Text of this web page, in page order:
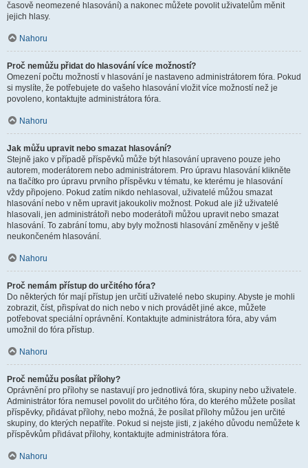
časově neomezené hlasování) a nakonec můžete povolit uživatelům měnit
jejich hlasy.
Nahoru
Proč nemůžu přidat do hlasování více možností?
Omezení počtu možností v hlasování je nastaveno administrátorem fóra. Pokud
si myslíte, že potřebujete do vašeho hlasování vložit více možností než je
povoleno, kontaktujte administrátora fóra.
Nahoru
Jak můžu upravit nebo smazat hlasování?
Stejně jako v případě příspěvků může být hlasování upraveno pouze jeho
autorem, moderátorem nebo administrátorem. Pro úpravu hlasování klikněte
na tlačítko pro úpravu prvního příspěvku v tématu, ke kterému je hlasování
vždy připojeno. Pokud zatím nikdo nehlasoval, uživatelé můžou smazat
hlasování nebo v něm upravit jakoukoliv možnost. Pokud ale již uživatelé
hlasovali, jen administrátoři nebo moderátoři můžou upravit nebo smazat
hlasování. To zabrání tomu, aby byly možnosti hlasování změněny v ještě
neukončeném hlasování.
Nahoru
Proč nemám přístup do určitého fóra?
Do některých fór mají přístup jen určití uživatelé nebo skupiny. Abyste je mohli
zobrazit, číst, přispívat do nich nebo v nich provádět jiné akce, můžete
potřebovat speciální oprávnění. Kontaktujte administrátora fóra, aby vám
umožnil do fóra přístup.
Nahoru
Proč nemůžu posílat přílohy?
Oprávnění pro přílohy se nastavují pro jednotlivá fóra, skupiny nebo uživatele.
Administrátor fóra nemusel povolit do určitého fóra, do kterého můžete posílat
příspěvky, přidávat přílohy, nebo možná, že posílat přílohy můžou jen určité
skupiny, do kterých nepatříte. Pokud si nejste jisti, z jakého důvodu nemůžete k
příspěvkům přidávat přílohy, kontaktujte administrátora fóra.
Nahoru